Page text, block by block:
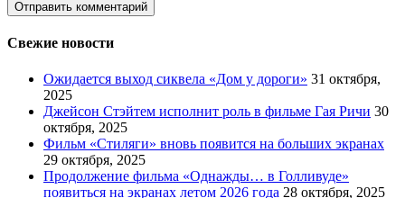
Свежие новости
Ожидается выход сиквела «Дом у дороги» 31 октября,
2025
Джейсон Стэйтем исполнит роль в фильме Гая Ричи 30
октября, 2025
Фильм «Стиляги» вновь появится на больших экранах
29 октября, 2025
Продолжение фильма «Однажды… в Голливуде»
появиться на экранах летом 2026 года 28 октября, 2025